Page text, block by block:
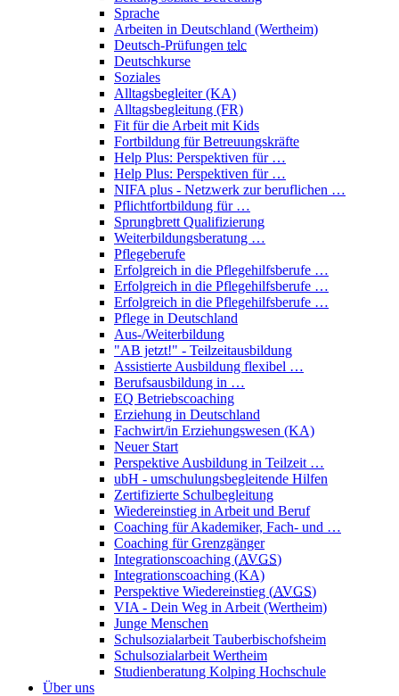
Sprache
Arbeiten in Deutschland (Wertheim)
Deutsch-Prüfungen telc
Deutschkurse
Soziales
Alltagsbegleiter (KA)
Alltagsbegleitung (FR)
Fit für die Arbeit mit Kids
Fortbildung für Betreuungskräfte
Help Plus: Perspektiven für …
Help Plus: Perspektiven für …
NIFA plus - Netzwerk zur beruflichen …
Pflichtfortbildung für …
Sprungbrett Qualifizierung
Weiterbildungsberatung …
Pflegeberufe
Erfolgreich in die Pflegehilfsberufe …
Erfolgreich in die Pflegehilfsberufe …
Erfolgreich in die Pflegehilfsberufe …
Pflege in Deutschland
Aus-/Weiterbildung
"AB jetzt!" - Teilzeitausbildung
Assistierte Ausbildung flexibel …
Berufsausbildung in …
EQ Betriebscoaching
Erziehung in Deutschland
Fachwirt/in Erziehungswesen (KA)
Neuer Start
Perspektive Ausbildung in Teilzeit …
ubH - umschulungsbegleitende Hilfen
Zertifizierte Schulbegleitung
Wiedereinstieg in Arbeit und Beruf
Coaching für Akademiker, Fach- und …
Coaching für Grenzgänger
Integrationscoaching (AVGS)
Integrationscoaching (KA)
Perspektive Wiedereinstieg (AVGS)
VIA - Dein Weg in Arbeit (Wertheim)
Junge Menschen
Schulsozialarbeit Tauberbischofsheim
Schulsozialarbeit Wertheim
Studienberatung Kolping Hochschule
Über uns